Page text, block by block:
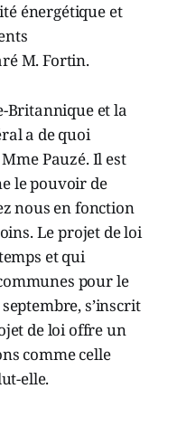
énergétique et
M. Fortin.
Britannique et la
a de quoi
Pauzé. Il est
le pouvoir de
nous en fonction
Le projet de loi
et qui
pour le
s’inscrit
de loi offre un
comme celle
elle.